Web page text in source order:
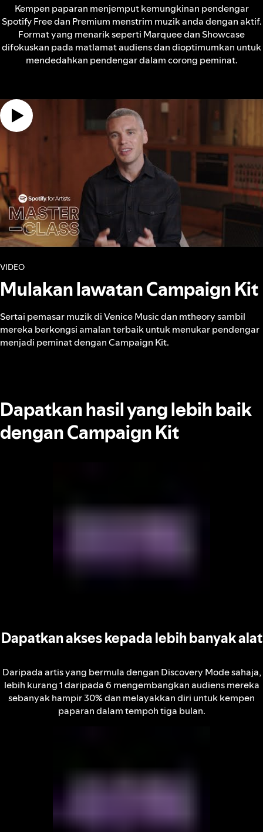
Kempen paparan menjemput kemungkinan pendengar
Spotify Free dan Premium menstrim muzik anda dengan aktif.
Format yang menarik seperti Marquee dan Showcase
difokuskan pada matlamat audiens dan dioptimumkan untuk
mendedahkan pendengar dalam corong peminat.
VIDEO
Mulakan lawatan Campaign Kit
Sertai pemasar muzik di Venice Music dan mtheory sambil
mereka berkongsi amalan terbaik untuk menukar pendengar
menjadi peminat dengan Campaign Kit.
Dapatkan hasil yang lebih baik
dengan Campaign Kit
Dapatkan akses kepada lebih banyak alat
Daripada artis yang bermula dengan Discovery Mode sahaja,
lebih kurang 1 daripada 6 mengembangkan audiens mereka
sebanyak hampir 30% dan melayakkan diri untuk kempen
paparan dalam tempoh tiga bulan.